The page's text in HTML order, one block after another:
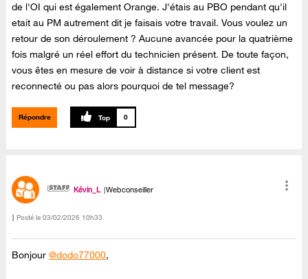
de l'OI qui est également Orange. J'étais au PBO pendant qu'il
etait au PM autrement dit je faisais votre travail. Vous voulez un
retour de son déroulement ? Aucune avancée pour la quatrième
fois malgré un réel effort du technicien présent. De toute façon,
vous êtes en mesure de voir à distance si votre client est
reconnecté ou pas alors pourquoi de tel message?
Répondre 0
Kévin_L Webconseiller
Posté le ‎03/02/2026 10h33
Bonjour@dodo77000,